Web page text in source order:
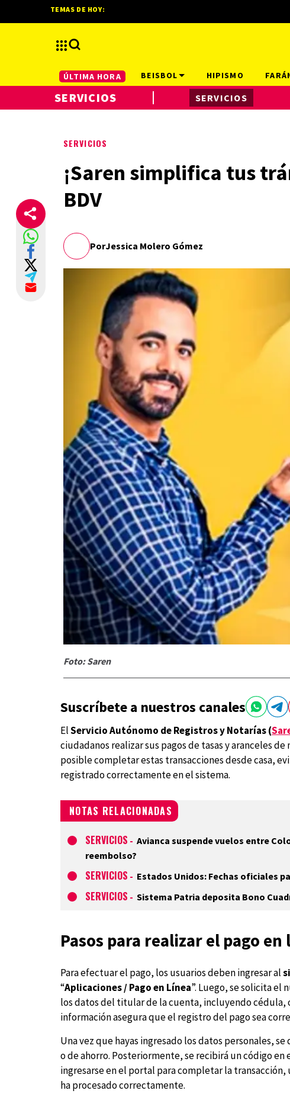
SERVICIOS
¡Saren simplifica tus
BDV
PorJessica Molero Gómez
Foto: Saren
Suscríbete a nuestros canales
ElServicio Autónomo de Registros y Notarías (
ciudadanos realizar sus pagos de tasas y aranceles
posible completar estas transacciones desde casa,
registrado correctamente en el sistema.
NOTAS RELACIONADAS
SERVICIOS - Avianca suspende vuelos entre
reembolso?
SERVICIOS - Estados Unidos: Fechas oficiales
SERVICIOS - Sistema Patria deposita Bono
Pasos para realizar el pago
Para efectuar el pago, los usuarios deben ingresar al
“Aplicaciones / Pago en Línea”. Luego, se solicita el
los datos del titular de la cuenta, incluyendo
información asegura que el registro del pago sea
Una vez que hayas ingresado los datos personales,
o de ahorro. Posteriormente, se recibirá un código en
ingresarse en el portal para completar la
ha procesado correctamente.
TEMAS DE HOY:
ÚLTIMA HORA BEISBOL HIPISMO
SERVICIOS SERVICIOS